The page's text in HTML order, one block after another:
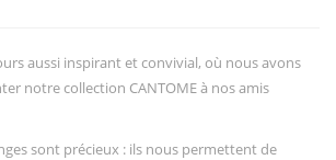
aussi inspirant et convivial, où nous avons
notre collection CANTOME à nos amis
sont précieux : ils nous permettent de